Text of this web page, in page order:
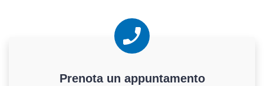
Prenota un appuntamento